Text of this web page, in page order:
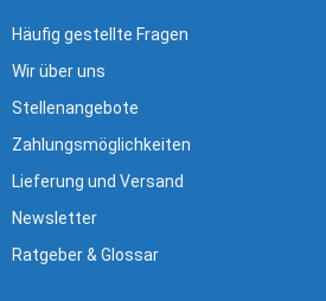
Häufig gestellte Fragen
Wir über uns
Stellenangebote
Zahlungsmöglichkeiten
Lieferung und Versand
Newsletter
Ratgeber & Glossar